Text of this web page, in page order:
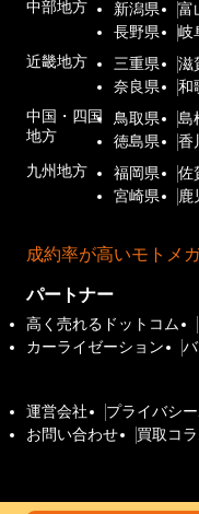
中部地方
新潟県 富
長野県
岐
近畿地方
三重県 滋
奈良県
和
中国・四国
地方
鳥取県 島
徳島県
香
九州地方
福岡県 佐
宮崎県
鹿
成約率が高いモトメ
パートナー
高く売れるドットコム
カーライゼーション
運営会社 プライバシ
お問い合わせ
買取コ